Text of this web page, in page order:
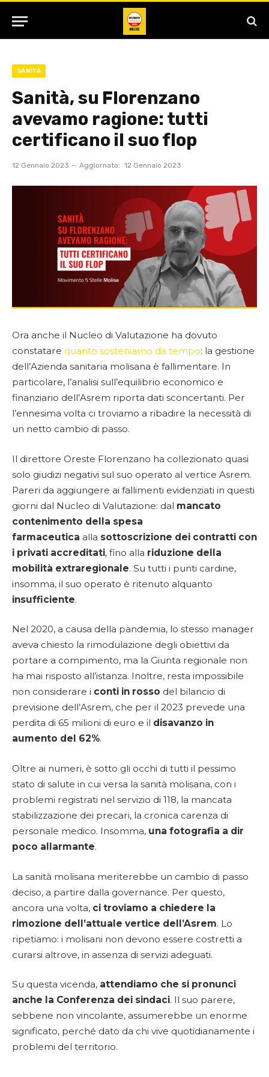
SANITÀ
Sanità, su Florenzano
avevamo ragione: tutti
certificano il suo flop
12 Gennaio 2023 Aggiornato: 12 Gennaio 2023
Ora anche il Nucleo di Valutazione ha dovuto
constatare quanto sosteniamo da tempo: la gestione
dell’Azienda sanitaria molisana è fallimentare. In
particolare, l’analisi sull’equilibrio economico e
finanziario dell’Asrem riporta dati sconcertanti. Per
l’ennesima volta ci troviamo a ribadire la necessità di
un netto cambio di passo.
Il direttore Oreste Florenzano ha collezionato quasi
solo giudizi negativi sul suo operato al vertice Asrem.
Pareri da aggiungere ai fallimenti evidenziati in questi
giorni dal Nucleo di Valutazione: dal mancato
contenimento della spesa
farmaceutica alla sottoscrizione dei contratti con
i privati accreditati, fino alla riduzione della
mobilità extraregionale. Su tutti i punti cardine,
insomma, il suo operato è ritenuto alquanto
insufficiente.
Nel 2020, a causa della pandemia, lo stesso manager
aveva chiesto la rimodulazione degli obiettivi da
portare a compimento, ma la Giunta regionale non
ha mai risposto all’istanza. Inoltre, resta impossibile
non considerare i conti in rosso del bilancio di
previsione dell’Asrem, che per il 2023 prevede una
perdita di 65 milioni di euro e il disavanzo in
aumento del 62%.
Oltre ai numeri, è sotto gli occhi di tutti il pessimo
stato di salute in cui versa la sanità molisana, con i
problemi registrati nel servizio di 118, la mancata
stabilizzazione dei precari, la cronica carenza di
personale medico. Insomma, una fotografia a dir
poco allarmante.
La sanità molisana meriterebbe un cambio di passo
deciso, a partire dalla governance. Per questo,
ancora una volta, ci troviamo a chiedere la
rimozione dell’attuale vertice dell’Asrem. Lo
ripetiamo: i molisani non devono essere costretti a
curarsi altrove, in assenza di servizi adeguati.
Su questa vicenda, attendiamo che si pronunci
anche la Conferenza dei sindaci. Il suo parere,
sebbene non vincolante, assumerebbe un enorme
significato, perché dato da chi vive quotidianamente i
problemi del territorio.